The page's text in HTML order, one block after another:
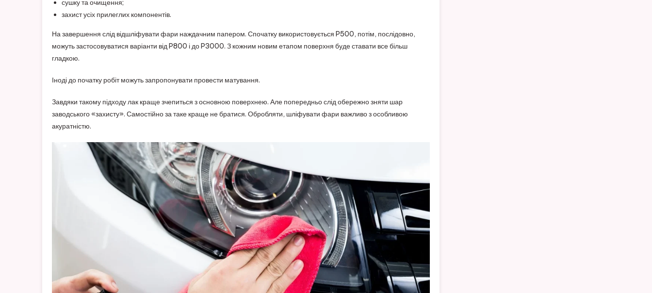
сушку та очищення;
захист усіх прилеглих компонентів.
На завершення слід відшліфувати фари наждачним папером. Спочатку використовується P500, потім, послідовно,
можуть застосовуватися варіанти від P800 і до P3000. З кожним новим етапом поверхня буде ставати все більш
гладкою.
Іноді до початку робіт можуть запропонувати провести матування.
Завдяки такому підходу лак краще зчепиться з основною поверхнею. Але попередньо слід обережно зняти шар
заводського «захисту». Самостійно за таке краще не братися. Обробляти, шліфувати фари важливо з особливою
акуратністю.